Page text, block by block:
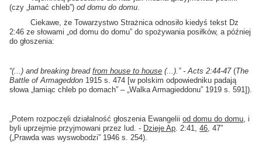
(czy „łamać chleb”)od domu do domu.
Ciekawe, że Towarzystwo Strażnica odnosiło kiedyś tekst Dz
2:46 ze słowami „od domu do domu” do spożywania posiłków, a później
do głoszenia:
“(...) and breaking breadfrom house to house (...).” - Acts 2:44-47(The
Battle of Armageddon 1915 s. 474 [w polskim odpowiedniku padają
słowa „łamiąc chleb po domach” – „Walka Armagieddonu” 1919 s. 591]).
„Potem rozpoczęli działalność głoszenia Ewangeliiod domu do domu, i
byli uprzejmie przyjmowani przez lud. - Dzieje Ap. 2:41,46, 47”
(„Prawda was wyswobodzi” 1946 s. 254).